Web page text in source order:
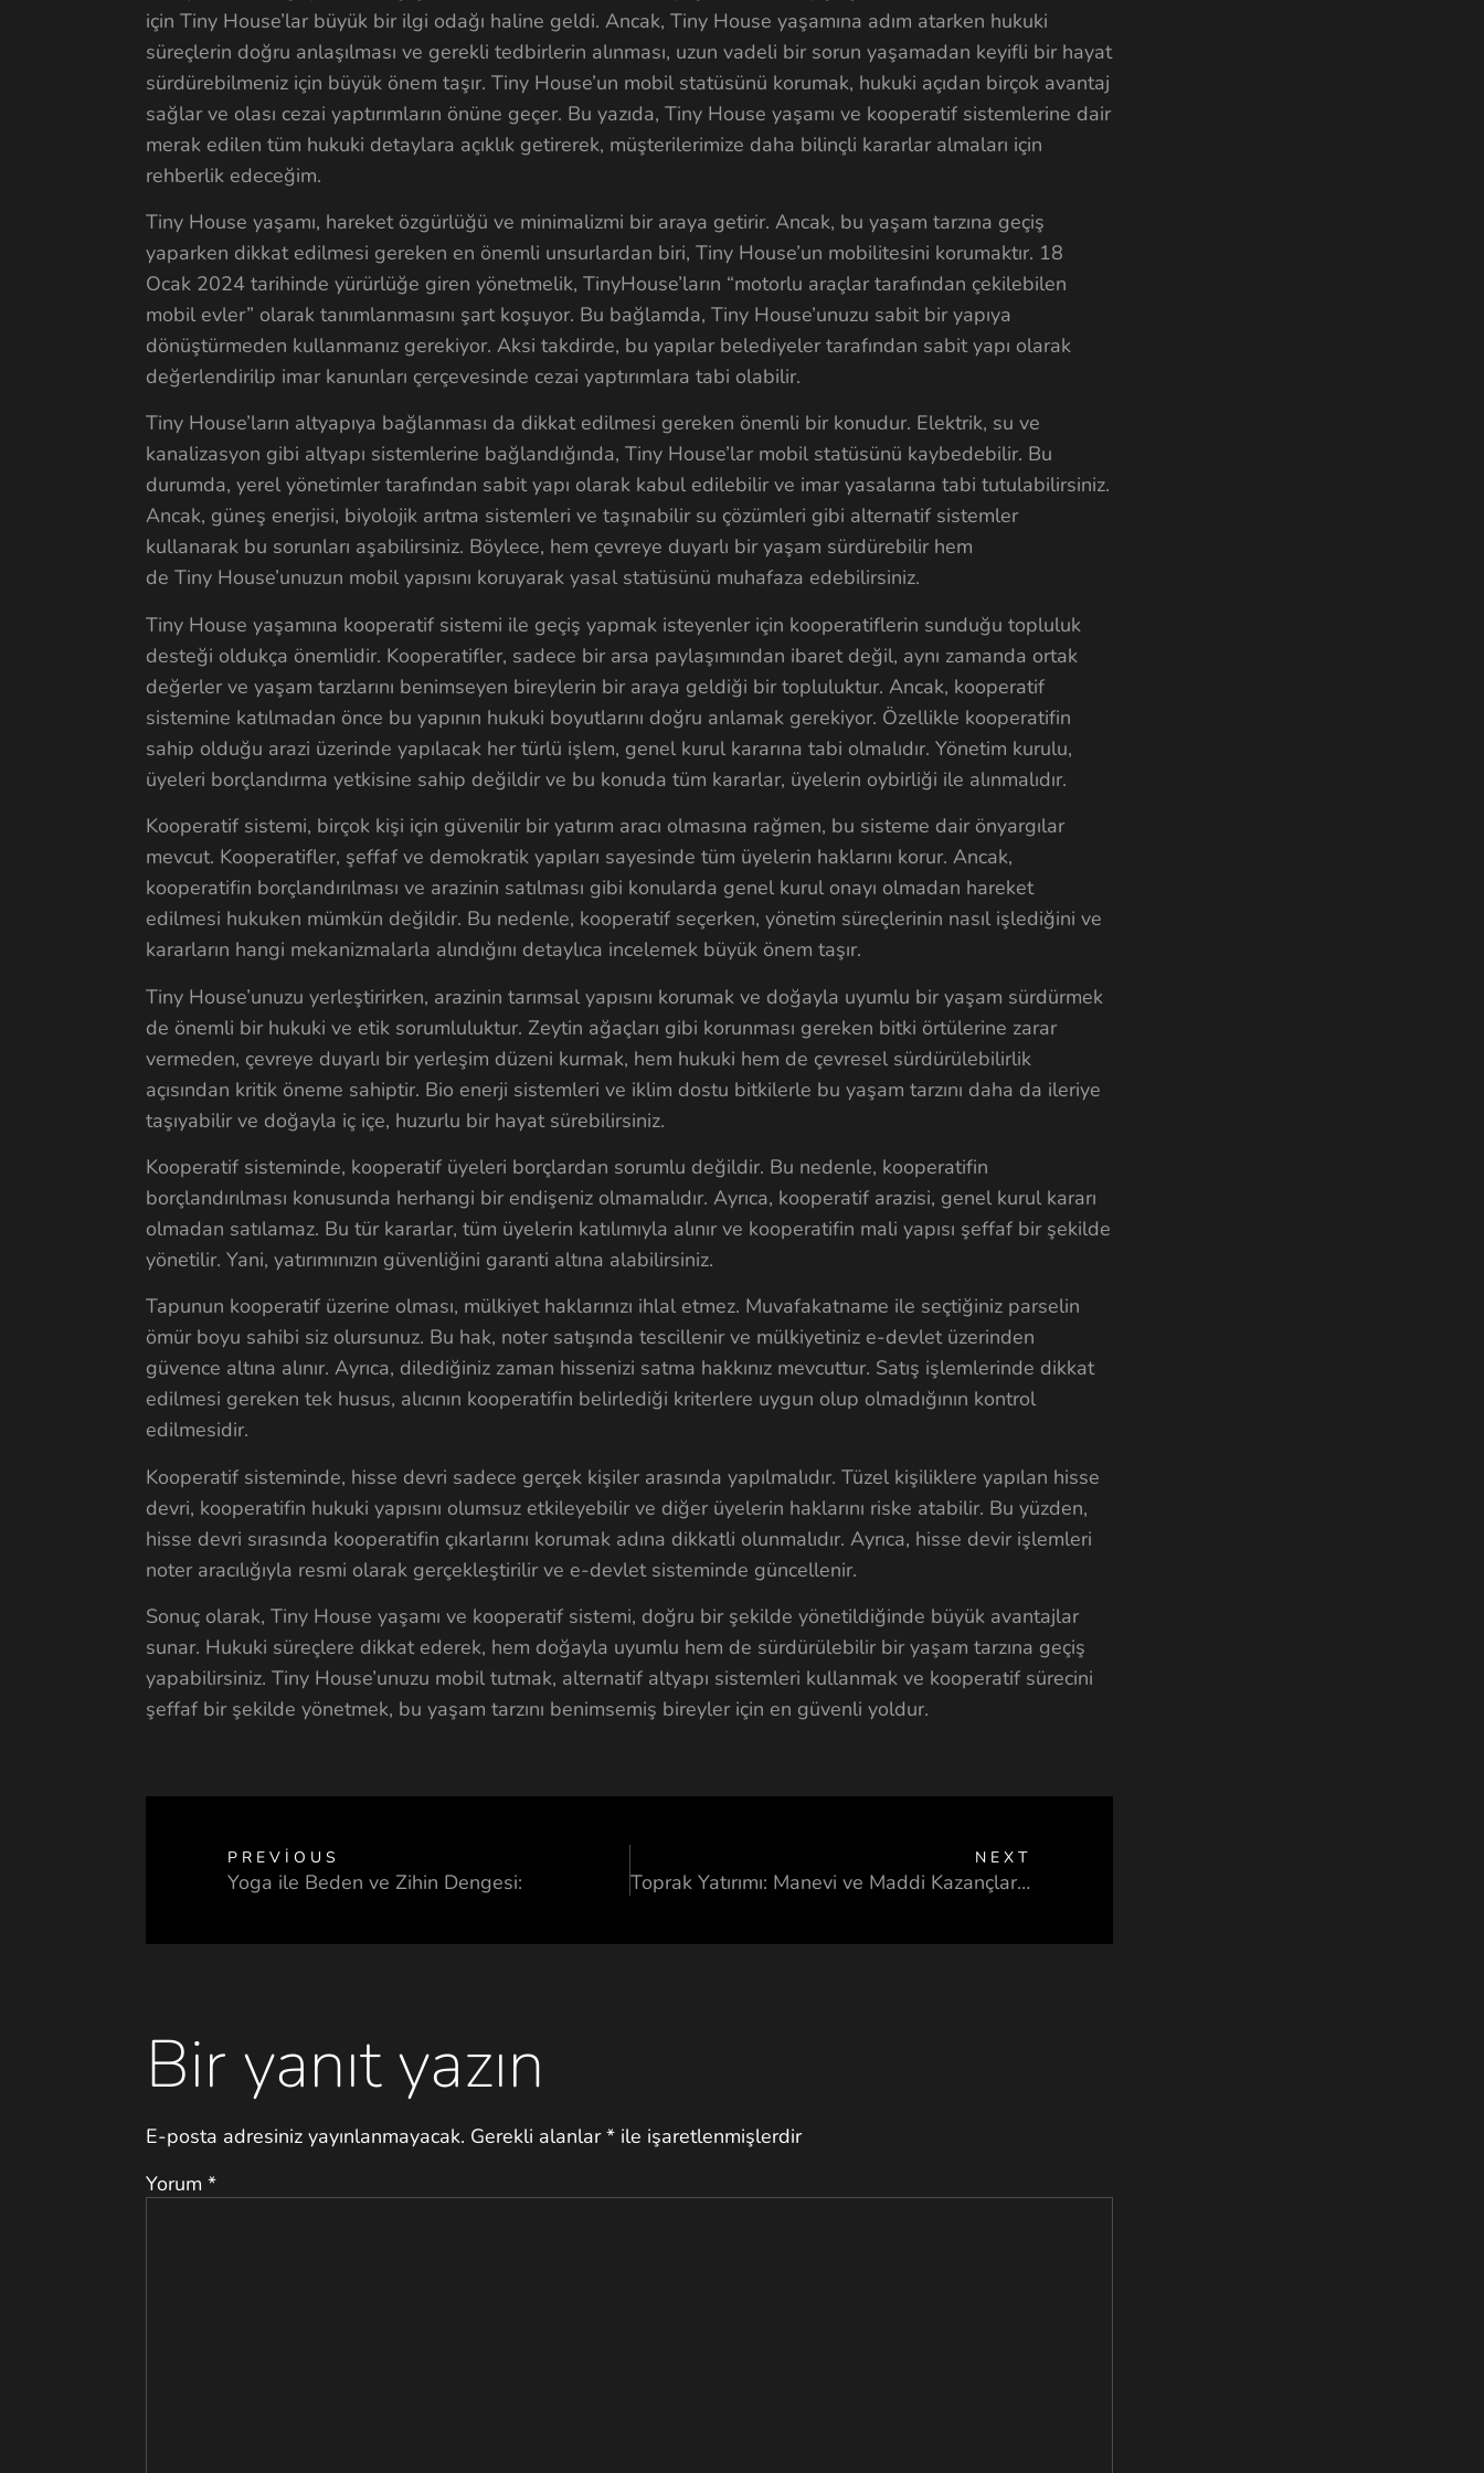
için Tiny House’lar büyük bir ilgi odağı haline geldi. Ancak, Tiny House yaşamına adım atarken hukuki
süreçlerin doğru anlaşılması ve gerekli tedbirlerin alınması, uzun vadeli bir sorun yaşamadan keyifli bir hayat
sürdürebilmeniz için büyük önem taşır. Tiny House’un mobil statüsünü korumak, hukuki açıdan birçok avantaj
sağlar ve olası cezai yaptırımların önüne geçer. Bu yazıda, Tiny House yaşamı ve kooperatif sistemlerine dair
merak edilen tüm hukuki detaylara açıklık getirerek, müşterilerimize daha bilinçli kararlar almaları için
rehberlik edeceğim.
Tiny House yaşamı, hareket özgürlüğü ve minimalizmi bir araya getirir. Ancak, bu yaşam tarzına geçiş
yaparken dikkat edilmesi gereken en önemli unsurlardan biri, Tiny House’un mobilitesini korumaktır. 18
Ocak 2024 tarihinde yürürlüğe giren yönetmelik, TinyHouse’ların “motorlu araçlar tarafından çekilebilen
mobil evler” olarak tanımlanmasını şart koşuyor. Bu bağlamda, Tiny House’unuzu sabit bir yapıya
dönüştürmeden kullanmanız gerekiyor. Aksi takdirde, bu yapılar belediyeler tarafından sabit yapı olarak
değerlendirilip imar kanunları çerçevesinde cezai yaptırımlara tabi olabilir.
Tiny House’ların altyapıya bağlanması da dikkat edilmesi gereken önemli bir konudur. Elektrik, su ve
kanalizasyon gibi altyapı sistemlerine bağlandığında, Tiny House’lar mobil statüsünü kaybedebilir. Bu
durumda, yerel yönetimler tarafından sabit yapı olarak kabul edilebilir ve imar yasalarına tabi tutulabilirsiniz.
Ancak, güneş enerjisi, biyolojik arıtma sistemleri ve taşınabilir su çözümleri gibi alternatif sistemler
kullanarak bu sorunları aşabilirsiniz. Böylece, hem çevreye duyarlı bir yaşam sürdürebilir hem
de Tiny House’unuzun mobil yapısını koruyarak yasal statüsünü muhafaza edebilirsiniz.
Tiny House yaşamına kooperatif sistemi ile geçiş yapmak isteyenler için kooperatiflerin sunduğu topluluk
desteği oldukça önemlidir. Kooperatifler, sadece bir arsa paylaşımından ibaret değil, aynı zamanda ortak
değerler ve yaşam tarzlarını benimseyen bireylerin bir araya geldiği bir topluluktur. Ancak, kooperatif
sistemine katılmadan önce bu yapının hukuki boyutlarını doğru anlamak gerekiyor. Özellikle kooperatifin
sahip olduğu arazi üzerinde yapılacak her türlü işlem, genel kurul kararına tabi olmalıdır. Yönetim kurulu,
üyeleri borçlandırma yetkisine sahip değildir ve bu konuda tüm kararlar, üyelerin oybirliği ile alınmalıdır.
Kooperatif sistemi, birçok kişi için güvenilir bir yatırım aracı olmasına rağmen, bu sisteme dair önyargılar
mevcut. Kooperatifler, şeffaf ve demokratik yapıları sayesinde tüm üyelerin haklarını korur. Ancak,
kooperatifin borçlandırılması ve arazinin satılması gibi konularda genel kurul onayı olmadan hareket
edilmesi hukuken mümkün değildir. Bu nedenle, kooperatif seçerken, yönetim süreçlerinin nasıl işlediğini ve
kararların hangi mekanizmalarla alındığını detaylıca incelemek büyük önem taşır.
Tiny House’unuzu yerleştirirken, arazinin tarımsal yapısını korumak ve doğayla uyumlu bir yaşam sürdürmek
de önemli bir hukuki ve etik sorumluluktur. Zeytin ağaçları gibi korunması gereken bitki örtülerine zarar
vermeden, çevreye duyarlı bir yerleşim düzeni kurmak, hem hukuki hem de çevresel sürdürülebilirlik
açısından kritik öneme sahiptir. Bio enerji sistemleri ve iklim dostu bitkilerle bu yaşam tarzını daha da ileriye
taşıyabilir ve doğayla iç içe, huzurlu bir hayat sürebilirsiniz.
Kooperatif sisteminde, kooperatif üyeleri borçlardan sorumlu değildir. Bu nedenle, kooperatifin
borçlandırılması konusunda herhangi bir endişeniz olmamalıdır. Ayrıca, kooperatif arazisi, genel kurul kararı
olmadan satılamaz. Bu tür kararlar, tüm üyelerin katılımıyla alınır ve kooperatifin mali yapısı şeffaf bir şekilde
yönetilir. Yani, yatırımınızın güvenliğini garanti altına alabilirsiniz.
Tapunun kooperatif üzerine olması, mülkiyet haklarınızı ihlal etmez. Muvafakatname ile seçtiğiniz parselin
ömür boyu sahibi siz olursunuz. Bu hak, noter satışında tescillenir ve mülkiyetiniz e-devlet üzerinden
güvence altına alınır. Ayrıca, dilediğiniz zaman hissenizi satma hakkınız mevcuttur. Satış işlemlerinde dikkat
edilmesi gereken tek husus, alıcının kooperatifin belirlediği kriterlere uygun olup olmadığının kontrol
edilmesidir.
Kooperatif sisteminde, hisse devri sadece gerçek kişiler arasında yapılmalıdır. Tüzel kişiliklere yapılan hisse
devri, kooperatifin hukuki yapısını olumsuz etkileyebilir ve diğer üyelerin haklarını riske atabilir. Bu yüzden,
hisse devri sırasında kooperatifin çıkarlarını korumak adına dikkatli olunmalıdır. Ayrıca, hisse devir işlemleri
noter aracılığıyla resmi olarak gerçekleştirilir ve e-devlet sisteminde güncellenir.
Sonuç olarak, Tiny House yaşamı ve kooperatif sistemi, doğru bir şekilde yönetildiğinde büyük avantajlar
sunar. Hukuki süreçlere dikkat ederek, hem doğayla uyumlu hem de sürdürülebilir bir yaşam tarzına geçiş
yapabilirsiniz. Tiny House’unuzu mobil tutmak, alternatif altyapı sistemleri kullanmak ve kooperatif sürecini
şeffaf bir şekilde yönetmek, bu yaşam tarzını benimsemiş bireyler için en güvenli yoldur.
PREVIOUS
Yoga ile Beden ve Zihin Dengesi:
NEXT
Toprak Yatırımı: Manevi ve Maddi Kazançların Gücü
Bir yanıt yazın
E-posta adresiniz yayınlanmayacak. Gerekli alanlar* ile işaretlenmişlerdir
Yorum *